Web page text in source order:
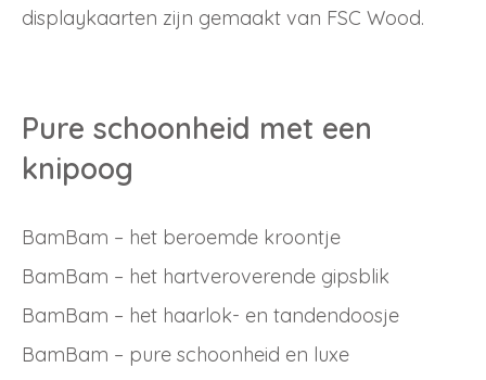
displaykaarten zijn gemaakt van FSC Wood.
Pure schoonheid met een
knipoog
BamBam – het beroemde kroontje
BamBam – het hartveroverende gipsblik
BamBam – het haarlok- en tandendoosje
BamBam – pure schoonheid en luxe